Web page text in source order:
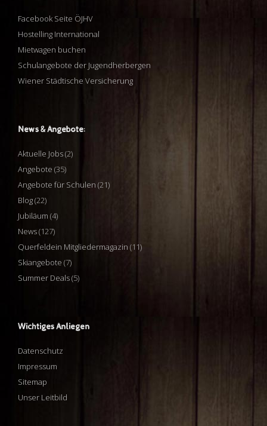
Facebook Seite ÖJHV
Hostelling International
Mietwagen buchen
Schulangebote der Jugendherbergen
Wiener Städtische Versicherung
News & Angebote:
Aktuelle Jobs(2)
Angebote (35)
Angebote für Schulen (21)
Blog(22)
Jubiläum (4)
News(127)
Querfeldein Mitgliedermagazin (11)
Skiangebote (7)
Summer Deals(5)
Wichtiges Anliegen
Datenschutz
Impressum
Sitemap
Unser Leitbild